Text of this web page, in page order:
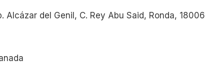
Alcázar del Genil, C. Rey Abu Said, Ronda, 18006